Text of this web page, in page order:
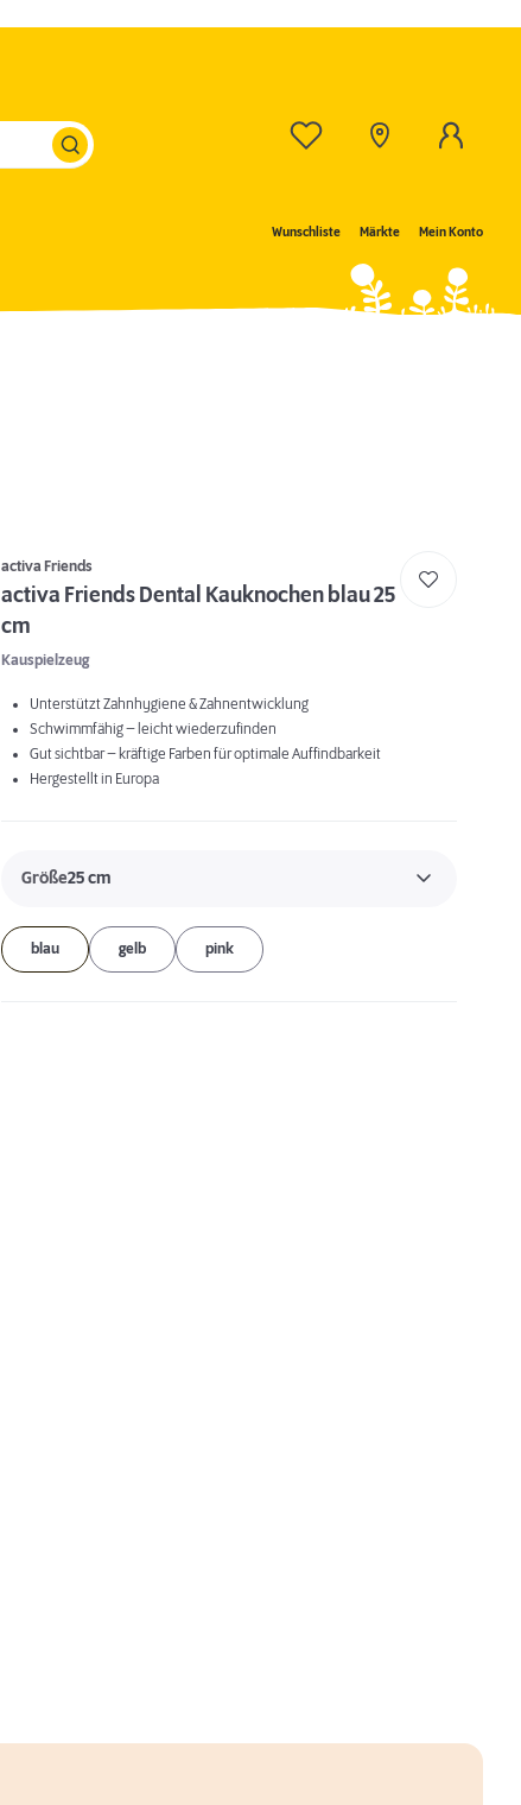
Wunschliste Märkte Mein Konto
activa Friends
activa Friends Dental Kauknochen blau 25
cm
Kauspielzeug
Unterstützt Zahnhygiene & Zahnentwicklung
Schwimmfähig – leicht wiederzufinden
Gut sichtbar – kräftige Farben für optimale Auffindbarkeit
Hergestellt in Europa
Größe25 cm
blau gelb pink